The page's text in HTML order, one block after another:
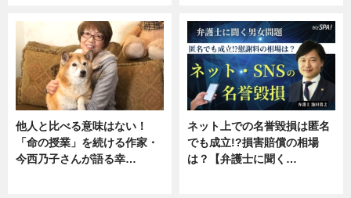
他人と比べる意味はない！
「命の授業」を続ける作家・
今西乃子さんが語る幸…
ネット上での名誉毀損は匿名
でも成立!?損害賠償の相場
は？【弁護士に聞く…